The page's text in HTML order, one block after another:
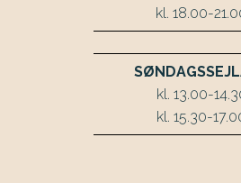
kl. 18.00-
kl. 13.00-
kl. 15.30-